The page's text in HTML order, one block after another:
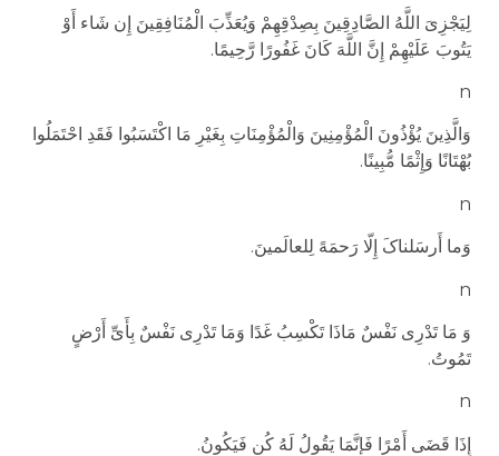
لِیَجْزِیَ اللَّهُ الصَّادِقِینَ بِصِدْقِهِمْ وَیُعَذِّبَ الْمُنَافِقِینَ إِن شَاء أَوْ
یَتُوبَ عَلَیْهِمْ إِنَّ اللَّهَ کَانَ غَفُورًا رَّحِیمًا.
n
وَالَّذِینَ یُؤْذُونَ الْمُؤْمِنِینَ وَالْمُؤْمِنَاتِ بِغَیْرِ مَا اکْتَسَبُوا فَقَدِ احْتَمَلُوا
بُهْتَانًا وَإِثْمًا مُّبِینًا.
n
وَما أَرسَلناکَ إِلّا رَحمَهً لِلعالَمینَ.
n
وَ مَا تَدْرِی نَفْسٌ مَاذَا تَکْسِبُ غَدًا وَمَا تَدْرِی نَفْسٌ بِأَیِّ أَرْضٍ
تَمُوتُ.
n
إِذَا قَضَى أَمْرًا فَإِنَّمَا یَقُولُ لَهُ کُن فَیَکُونُ.